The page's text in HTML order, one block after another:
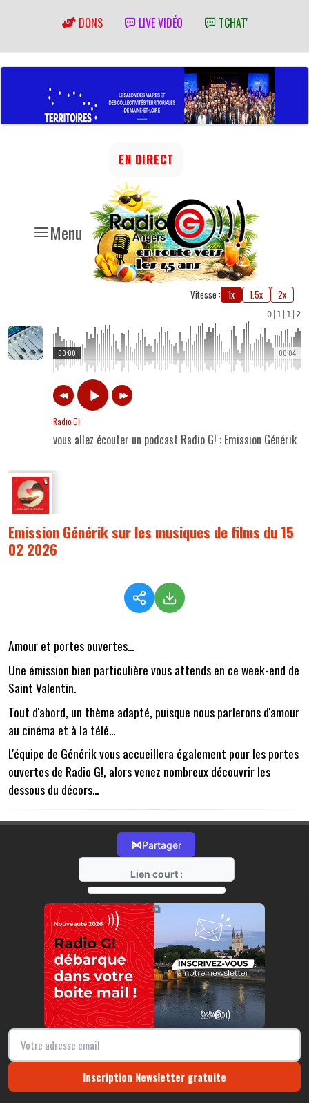
DONS LIVE VIDÉO TCHAT'
Menu
EN DIRECT
Vitesse : 1x 1.5x 2x
0 1 1 2
00:04
00:00
Radio G!
vous allez écouter un podcast Radio G! : Emission Générik
Emission Générik sur les musiques de films du 15
02 2026
Amour et portes ouvertes...
Une émission bien particulière vous attends en ce week-end de
Saint Valentin.
Tout d'abord, un thème adapté, puisque nous parlerons d'amour
au cinéma et à la télé...
L'équipe de Générik vous accueillera également pour les portes
ouvertes de Radio G!, alors venez nombreux découvrir les
dessous du décors...
⋈Partager
Lien court :
https://radio-g.fr?20819
⧉
Inscription Newsletter gratuite